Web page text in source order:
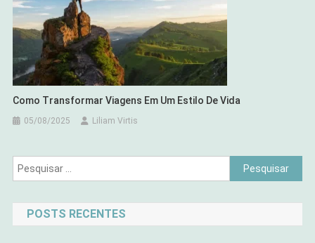
Como Transformar Viagens Em Um Estilo De Vida
05/08/2025 Liliam Virtis
Pesquisar
por:
POSTS RECENTES